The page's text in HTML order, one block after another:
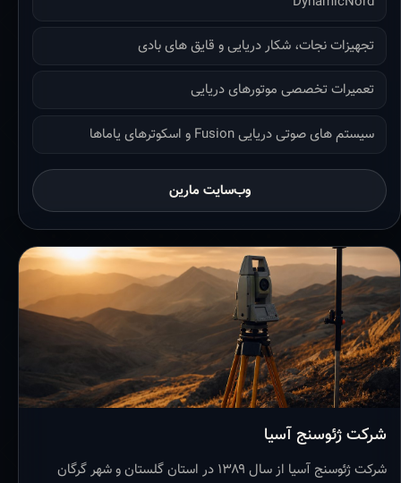
تجهیزات نجات، شکار دریایی و قایق های بادی
تعمیرات تخصصی موتورهای دریایی
سیستم های صوتی دریایی Fusion و اسکوترهای یاماها
وب‌سایت مارین
شرکت ژئوسنج آسیا
شرکت ژئوسنج آسیا از سال ۱۳۸۹ در استان گلستان و شهر گرگان